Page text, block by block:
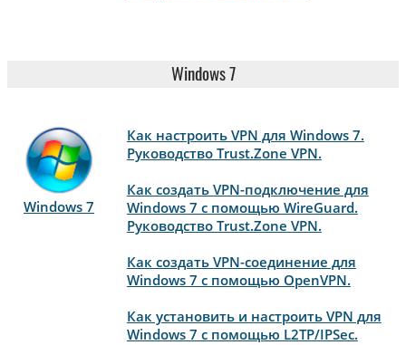
Windows 7
Windows 7
Как настроить VPN для Windows 7.
Руководство Trust.Zone VPN.
Как создать VPN-подключение для
Windows 7 с помощью WireGuard.
Руководство Trust.Zone VPN.
Как создать VPN-соединение для
Windows 7 с помощью OpenVPN.
Как установить и настроить VPN для
Windows 7 с помощью L2TP/IPSec.